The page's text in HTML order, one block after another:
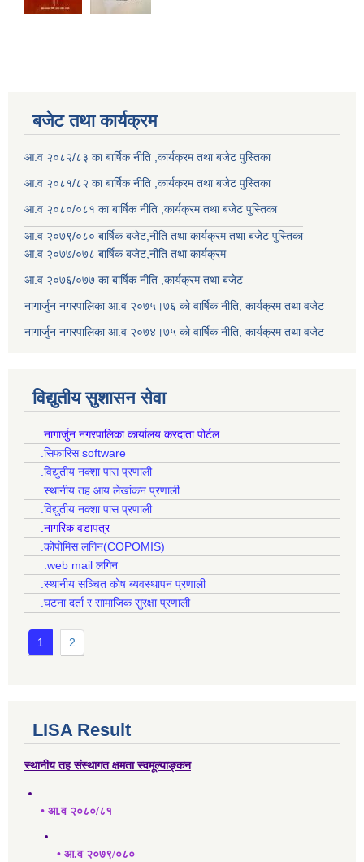
बजेट तथा कार्यक्रम
आ.व २०८२/८३ का बार्षिक नीति ,कार्यक्रम तथा बजेट पुस्तिका
आ.व २०८१/८२ का बार्षिक नीति ,कार्यक्रम तथा बजेट पुस्तिका
आ.व २०८०/०८१ का बार्षिक नीति ,कार्यक्रम तथा बजेट पुस्तिका
आ.व २०७९/०८० बार्षिक बजेट,नीति तथा कार्यक्रम तथा बजेट पुस्तिका
आ.व २०७७/०७८ बार्षिक बजेट,नीति तथा कार्यक्रम
आ.व २०७६/०७७ का बार्षिक नीति ,कार्यक्रम तथा बजेट
नागार्जुन नगरपालिका आ.व २०७५।७६ को वार्षिक नीति, कार्यक्रम तथा वजेट
नागार्जुन नगरपालिका आ.व २०७४।७५ को वार्षिक नीति, कार्यक्रम तथा वजेट
विद्युतीय सुशासन सेवा
.नागार्जुन नगरपालिका कार्यालय करदाता पोर्टल
.सिफारिस software
.विद्युतीय नक्शा पास प्रणाली
.स्थानीय तह आय लेखांकन प्रणाली
.विद्युतीय नक्शा पास प्रणाली
.नागरिक वडापत्र
.कोपोमिस लगिन(COPOMIS)
.web mail लगिन
.स्थानीय सञ्चित कोष ब्यवस्थापन प्रणाली
.घटना दर्ता र सामाजिक सुरक्षा प्रणाली
1 2
LISA Result
स्थानीय तह संस्थागत क्षमता स्वमूल्याङ्कन
• आ.व २०८०/८१
• आ.व २०७९/०८०